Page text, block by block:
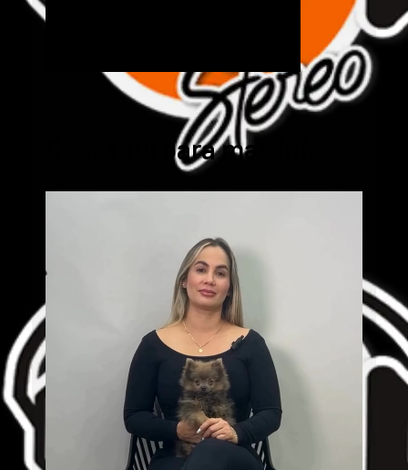
Cick aquí para mas info